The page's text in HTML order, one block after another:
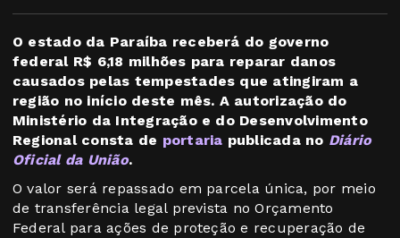
O estado da Paraíba receberá do governo
federal R$ 6,18 milhões para reparar danos
causados pelas tempestades que atingiram a
região no início deste mês. A autorização do
Ministério da Integração e do Desenvolvimento
Regional consta de portaria publicada no Diário
Oficial da União.
O valor será repassado em parcela única, por meio
de transferência legal prevista no Orçamento
Federal para ações de proteção e recuperação de